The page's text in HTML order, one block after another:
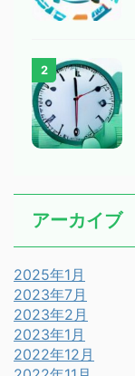
2
アーカイブ
2025年1月
2023年7月
2023年2月
2023年1月
2022年12月